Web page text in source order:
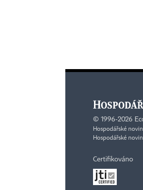
© 1996-2026
Hospodářské
Hospodářské
Certifikováno